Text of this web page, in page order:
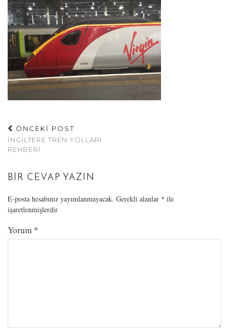
ÖNCEKİ POST
İNGILTERE TREN YOLLARI
REHBERI
BIR CEVAP YAZIN
E-posta hesabınız yayımlanmayacak. Gerekli alanlar * ile
işaretlenmişlerdir
Yorum *